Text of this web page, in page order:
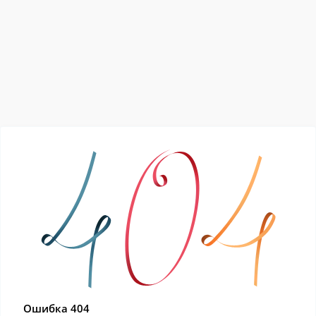
Ошибка 404